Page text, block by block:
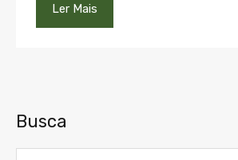
Ler Mais
Busca